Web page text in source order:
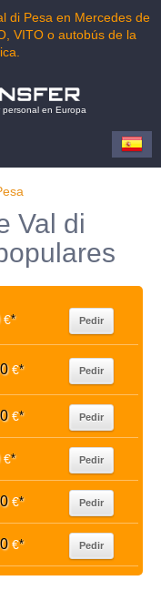
di Pesa en Mercedes de
VITO o autobús de la
en Europa
Val di
€* Pedir
€* Pedir
€* Pedir
€* Pedir
€* Pedir
€* Pedir